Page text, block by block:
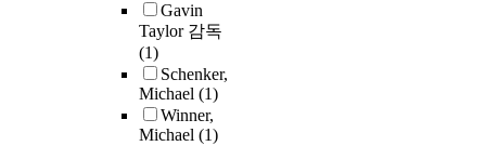
Gavin
Taylor 감독
(1)
Schenker,
Michael (1)
Winner,
Michael (1)